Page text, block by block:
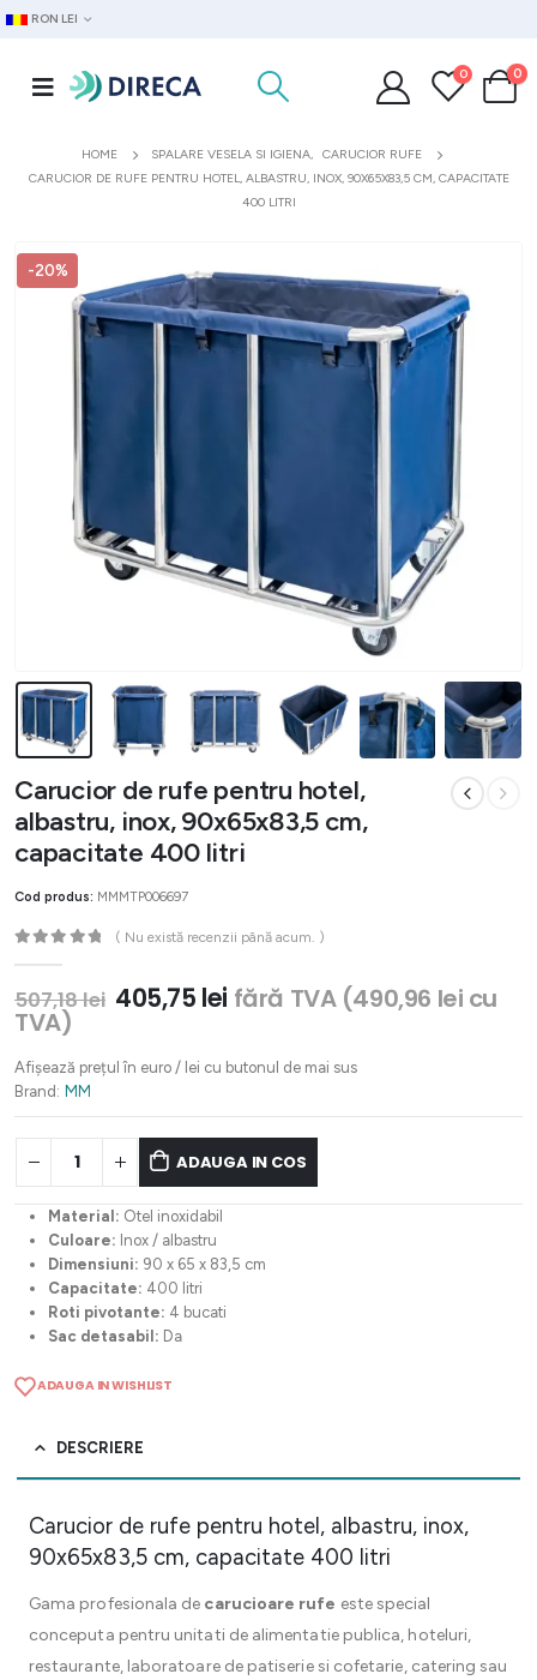
RON LEI
0 0
HOME SPALARE VESELA SI IGIENA,
CARUCIOR RUFE
CARUCIOR DE RUFE PENTRU HOTEL, ALBASTRU, INOX, 90X65X83,5 CM, CAPACITATE
400 LITRI
-20%
Carucior de rufe pentru hotel,
albastru, inox, 90x65x83,5 cm,
capacitate 400 litri
Cod produs: MMMTP006697
( Nu există recenzii până acum. )
507,18lei Prețul
inițial
fost:
405,75 lei Prețul
405,75 lei.
fără TVA (490,96 lei cu
TVA)
Afișează prețul în euro / lei cu butonul de mai sus
Brand: MM
ADAUGA IN COS
Material: Otel inoxidabil
Culoare: Inox / albastru
Dimensiuni: 90 x 65 x 83,5 cm
Capacitate: 400 litri
Roti pivotante: 4 bucati
Sac detasabil: Da
ADAUGA IN WISHLIST
DESCRIERE
Carucior de rufe pentru hotel, albastru, inox,
90x65x83,5 cm, capacitate 400 litri
Gama profesionala de carucioare rufe este special
conceputa pentru unitati de alimentatie publica, hoteluri,
restaurante, laboratoare de patiserie si cofetarie, catering sau